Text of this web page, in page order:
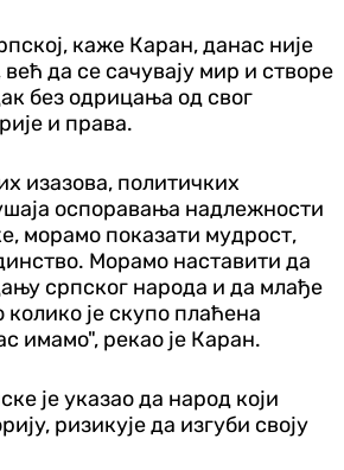
каже Каран, данас није
да се сачувају мир и створе
без одрицања од свог
и права.
изазова, политичких
оспоравања надлежности
морамо показати мудрост,
Морамо наставити да
српског народа и да млађе
колико је скупо плаћена
имамо", рекао је Каран.
је указао да народ који
ризикује да изгуби своју